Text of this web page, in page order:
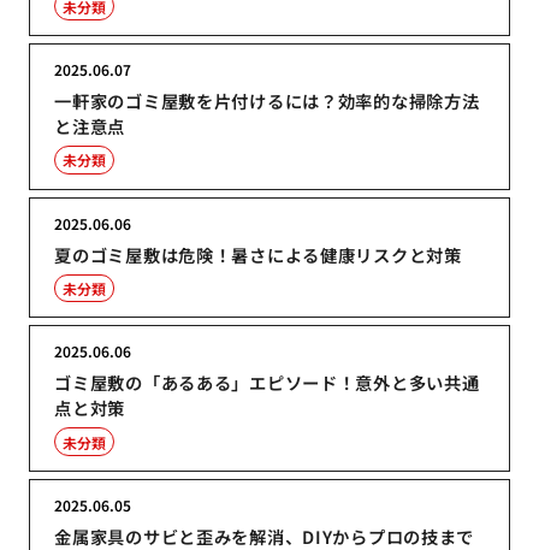
未分類
一軒家のゴミ屋敷を片付けるには？効率的な掃除方法
と注意点
2025.06.07
未分類
夏のゴミ屋敷は危険！暑さによる健康リスクと対策
2025.06.06
未分類
ゴミ屋敷の「あるある」エピソード！意外と多い共通
点と対策
2025.06.06
未分類
金属家具のサビと歪みを解消、DIYからプロの技まで
2025.06.05